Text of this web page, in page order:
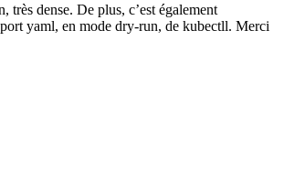
dense. De plus, c’est également
yaml, en mode dry-run, de kubectll. Merci